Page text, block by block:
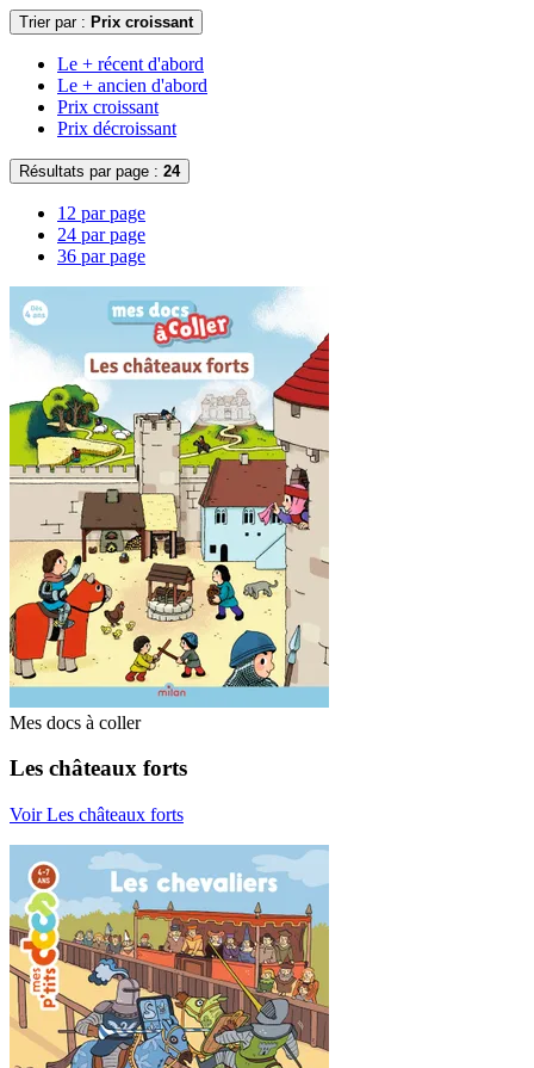
Trier par : Prix croissant
Le + récent d'abord
Le + ancien d'abord
Prix croissant
Prix décroissant
Résultats par page : 24
12 par page
24 par page
36 par page
Mes docs à coller
Les châteaux forts
Voir Les châteaux forts